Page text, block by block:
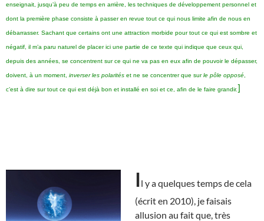
enseignait, jusqu’à peu de temps en arrière, les techniques de développement personnel et
dont la première phase consiste à passer en revue tout ce qui nous limite afin de nous en
débarrasser. Sachant que certains ont une attraction morbide pour tout ce qui est sombre et
négatif, il m’a paru naturel de placer ici une partie de ce texte qui indique que ceux qui,
depuis des années, se concentrent sur ce qui ne va pas en eux afin de pouvoir le dépasser,
doivent, à un moment, inverser les polarités et ne se concentrer que surle pôle opposé
c’est à dire sur tout ce qui est déjà bon et installé en soi et ce, afin de le faire grandir.]
Il y a quelques temps de cela
(écrit en 2010), je faisais
allusion au fait que, très